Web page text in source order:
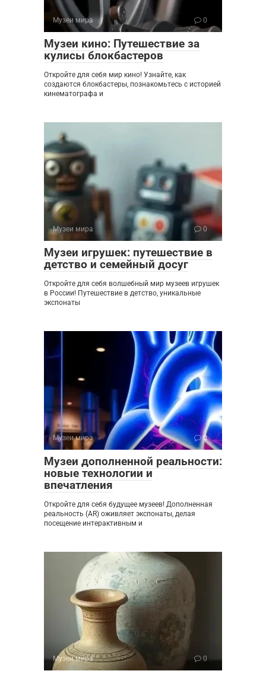
Музеи мира 0
Музеи кино: Путешествие за
кулисы блокбастеров
Откройте для себя мир кино! Узнайте, как
создаются блокбастеры, познакомьтесь с историей
кинематографа и
Музеи мира 0
Музеи игрушек: путешествие в
детство и семейный досуг
Откройте для себя волшебный мир музеев игрушек
в России! Путешествие в детство, уникальные
экспонаты
Музеи мира 0
Музеи дополненной реальности:
новые технологии и
впечатления
Откройте для себя будущее музеев! Дополненная
реальность (AR) оживляет экспонаты, делая
посещение интерактивным и
Музеи мира 0